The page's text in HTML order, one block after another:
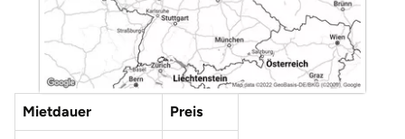
Mietdauer Preis
Frankfurt am Main
Freiberg
Freiburg